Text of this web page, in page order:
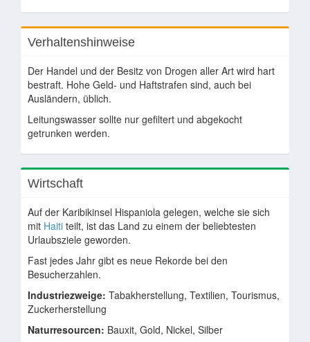
Verhaltenshinweise
Der Handel und der Besitz von Drogen aller Art wird hart
bestraft. Hohe Geld- und Haftstrafen sind, auch bei
Ausländern, üblich.
Leitungswasser sollte nur gefiltert und abgekocht
getrunken werden.
Wirtschaft
Auf der Karibikinsel Hispaniola gelegen, welche sie sich
mit Haiti teilt, ist das Land zu einem der beliebtesten
Urlaubsziele geworden.
Fast jedes Jahr gibt es neue Rekorde bei den
Besucherzahlen.
Industriezweige: Tabakherstellung, Textilien, Tourismus,
Zuckerherstellung
Naturresourcen: Bauxit, Gold, Nickel, Silber